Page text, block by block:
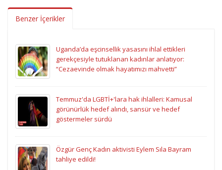
Benzer İçerikler
Uganda’da eşcinsellik yasasını ihlal ettikleri
gerekçesiyle tutuklanan kadınlar anlatıyor:
“Cezaevinde olmak hayatımızı mahvetti”
Temmuz'da LGBTİ+'lara hak ihlalleri: Kamusal
görünürlük hedef alındı, sansür ve hedef
göstermeler sürdü
Özgür Genç Kadın aktivisti Eylem Sıla Bayram
tahliye edildi!